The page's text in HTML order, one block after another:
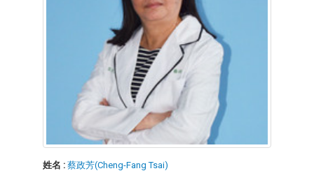
姓名 : 蔡政芳(Cheng-Fang Tsai)